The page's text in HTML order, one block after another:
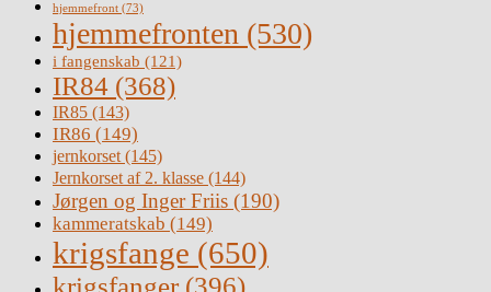
hjemmefront (73)
hjemmefronten (530)
i fangenskab (121)
IR84 (368)
IR85 (143)
IR86 (149)
jernkorset(145)
Jernkorset af 2. klasse (144)
Jørgen og Inger Friis (190)
kammeratskab (149)
krigsfange (650)
krigsfanger (396)